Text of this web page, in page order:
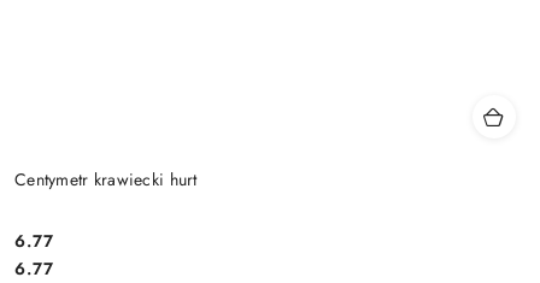
Centymetr krawiecki hurt
Cena:
6.77
Cena:
6.77